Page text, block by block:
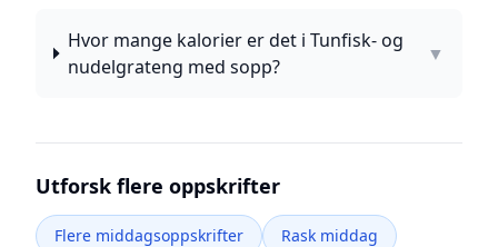
Hvor mange kalorier er det i Tunfisk- og
nudelgrateng med sopp?
▼
Utforsk flere oppskrifter
Flere middagsoppskrifter
Rask middag